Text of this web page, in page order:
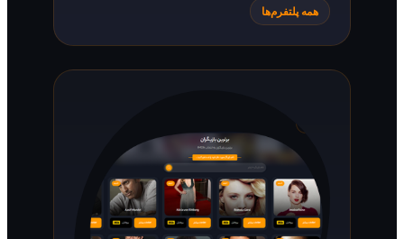
همه پلتفرم‌ها